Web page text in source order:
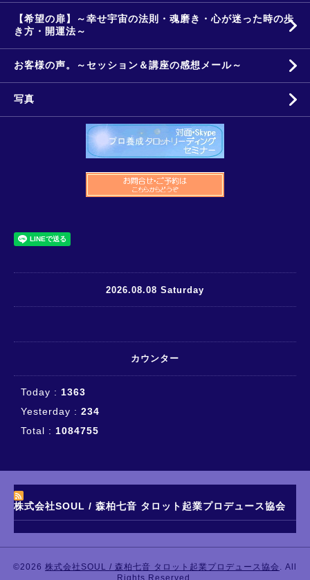
【希望の扉】～幸せ宇宙の法則・魂磨き・心が迷った時の歩
き方・開運法～
お客様の声。～セッション＆講座の感想メール～
写真
2026.08.08 Saturday
カウンター
Today : 1363
Yesterday : 234
Total : 1084755
株式会社SOUL / 森柏七音 タロット起業プロデュース協会
©2026 株式会社SOUL / 森柏七音 タロット起業プロデュース協会 . All
Rights Reserved.